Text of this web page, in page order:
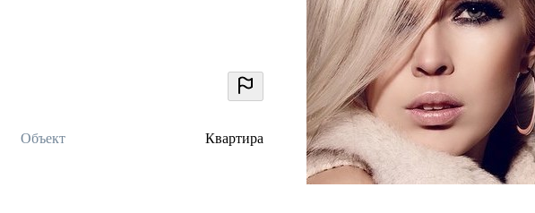
Объект Квартира